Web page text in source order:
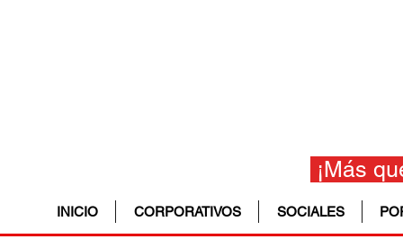
¡Más
INICIO CORPORATIVOS SOCIALES